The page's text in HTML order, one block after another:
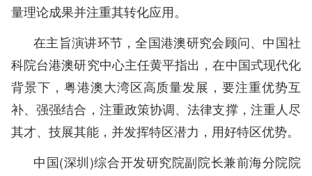
量理论成果并注重其转化应用。
在主旨演讲环节，全国港澳研究会顾问、中国社
科院台港澳研究中心主任黄平指出，在中国式现代化
背景下，粤港澳大湾区高质量发展，要注重优势互
补、强强结合，注重政策协调、法律支撑，注重人尽
其才、技展其能，并发挥特区潜力，用好特区优势。
中国(深圳)综合开发研究院副院长兼前海分院院